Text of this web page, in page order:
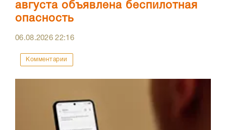
августа объявлена беспилотная
опасность
06.08.202622:16
Комментарии